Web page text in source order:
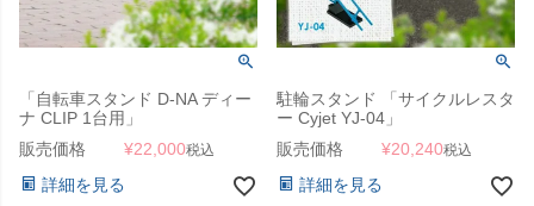
「自転車スタンド D-NA ディー
ナ CLIP 1台用」
販売価格
¥22,000税込
詳細を見る
駐輪スタンド 「サイクルレスタ
ー Cyjet YJ-04」
販売価格
¥20,240税込
詳細を見る